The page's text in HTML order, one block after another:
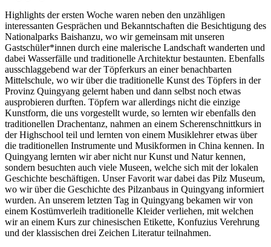
Highlights der ersten Woche waren neben den unzähligen
interessanten Gesprächen und Bekanntschaften die Besichtigung des
Nationalparks Baishanzu, wo wir gemeinsam mit unseren
Gastschüler*innen durch eine malerische Landschaft wanderten und
dabei Wasserfälle und traditionelle Architektur bestaunten. Ebenfalls
ausschlaggebend war der Töpferkurs an einer benachbarten
Mittelschule, wo wir über die traditionelle Kunst des Töpfers in der
Provinz Quingyang gelernt haben und dann selbst noch etwas
ausprobieren durften. Töpfern war allerdings nicht die einzige
Kunstform, die uns vorgestellt wurde, so lernten wir ebenfalls den
traditionellen Drachentanz, nahmen an einem Scherenschnittkurs in
der Highschool teil und lernten von einem Musiklehrer etwas über
die traditionellen Instrumente und Musikformen in China kennen. In
Quingyang lernten wir aber nicht nur Kunst und Natur kennen,
sondern besuchten auch viele Museen, welche sich mit der lokalen
Geschichte beschäftigen. Unser Favorit war dabei das Pilz Museum,
wo wir über die Geschichte des Pilzanbaus in Quingyang informiert
wurden. An unserem letzten Tag in Quingyang bekamen wir von
einem Kostümverleih traditionelle Kleider verliehen, mit welchen
wir an einem Kurs zur chinesischen Etikette, Konfuzius Verehrung
und der klassischen drei Zeichen Literatur teilnahmen.